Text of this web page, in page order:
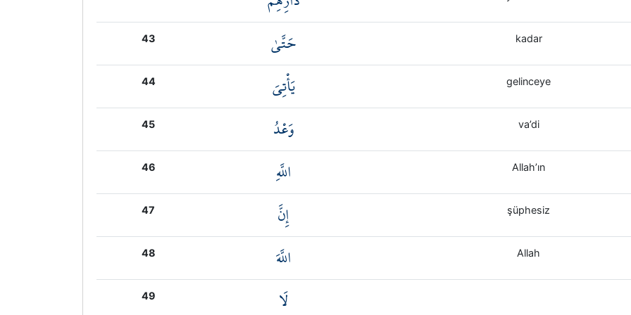
43 حَتَّىٰ kadar
44 يَأْتِيَ gelinceye
45 وَعْدُ va’di
46 اللَّهِ Allah’ın
47 إِنَّ şüphesiz
48 اللَّهَ Allah
49 لَا